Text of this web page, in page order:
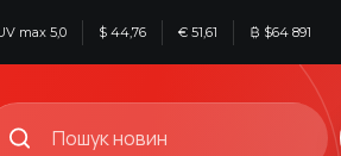
max 5,0 $ 44,76 € 51,61 ₿ $64 891